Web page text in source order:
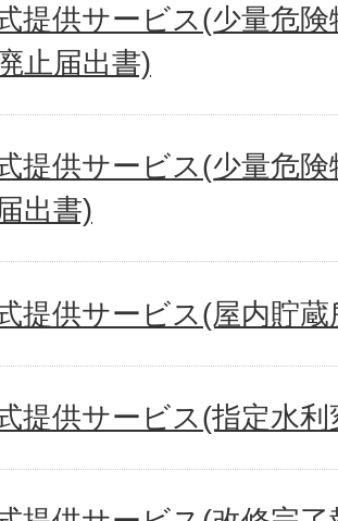
提供サービス(少量危
止届出書)
提供サービス(少量危
出書)
提供サービス(屋内貯
提供サービス(指定水